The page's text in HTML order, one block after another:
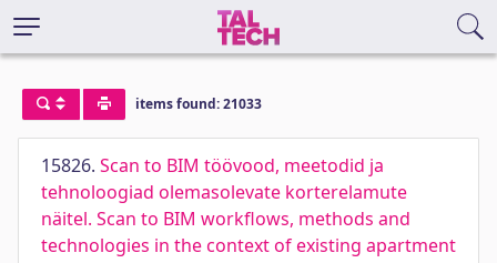
items found: 21033
15826. Scan to BIM töövood, meetodid ja
tehnoloogiad olemasolevate korterelamute
näitel. Scan to BIM workflows, methods and
technologies in the context of existing apartment